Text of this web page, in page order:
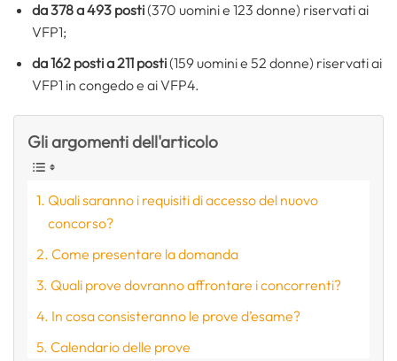
da 378 a 493 posti(370 uomini e 123 donne) riservati ai
VFP1;
da 162 posti a 211 posti(159 uomini e 52 donne) riservati ai
VFP1 in congedo e ai VFP4.
Gli argomenti dell'articolo
Quali saranno i requisiti di accesso del nuovo
concorso?
Come presentare la domanda
Quali prove dovranno affrontare i concorrenti?
In cosa consisteranno le prove d’esame?
Calendario delle prove